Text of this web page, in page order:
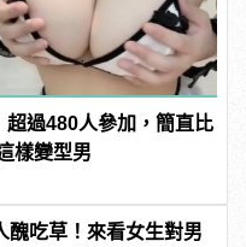
超過480人參加，簡直比
樣變型男
醜吃草！來看女生對男